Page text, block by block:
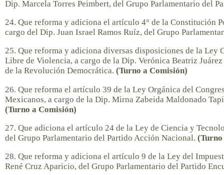
Dip. Marcela Torres Peimbert, del Grupo Parlamentario del
24. Que reforma y adiciona el artículo 4° de la Constitución
cargo del Dip. Juan Israel Ramos Ruíz, del Grupo
25. Que reforma y adiciona diversas disposiciones de la Ley
Libre de Violencia, a cargo de la Dip. Verónica Beatriz
de la Revolución Democrática. (Turno a Comisión)
26. Que reforma el artículo 39 de la Ley Orgánica del
Mexicanos, a cargo de la Dip. Mirna Zabeida Maldonado
(Turno a Comisión)
27. Que adiciona el artículo 24 de la Ley de Ciencia y
del Grupo Parlamentario del Partido Acción Nacional.
28. Que reforma y adiciona el artículo 9 de la Ley del
René Cruz Aparicio, del Grupo Parlamentario del Partido